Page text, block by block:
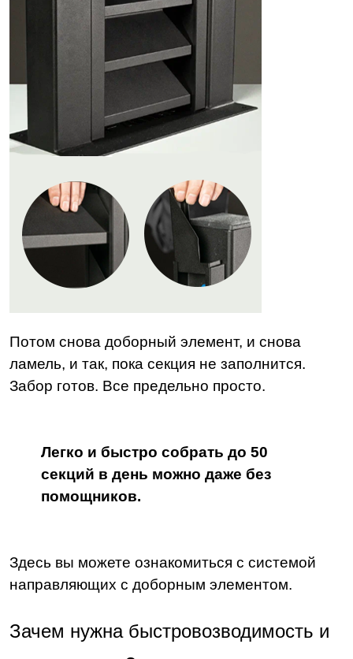
Потом снова доборный элемент, и снова
ламель, и так, пока секция не заполнится.
Забор готов. Все предельно просто.
Легко и быстро собрать до 50
секций в день можно даже без
помощников.
Здесь вы можете ознакомиться с системой
направляющих с доборным элементом.
Зачем нужнабыстровозводимость и